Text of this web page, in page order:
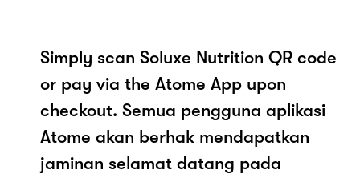
Simply scan Soluxe Nutrition QR code
or pay via the Atome App upon
checkout. Semua pengguna aplikasi
Atome akan berhak mendapatkan
jaminan selamat datang pada